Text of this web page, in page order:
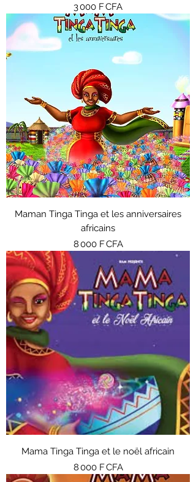
Prix
3 000 F CFA
Maman Tinga Tinga et les anniversaires
africains
Prix
8 000 F CFA
Mama Tinga Tinga et le noël africain
Prix
8 000 F CFA